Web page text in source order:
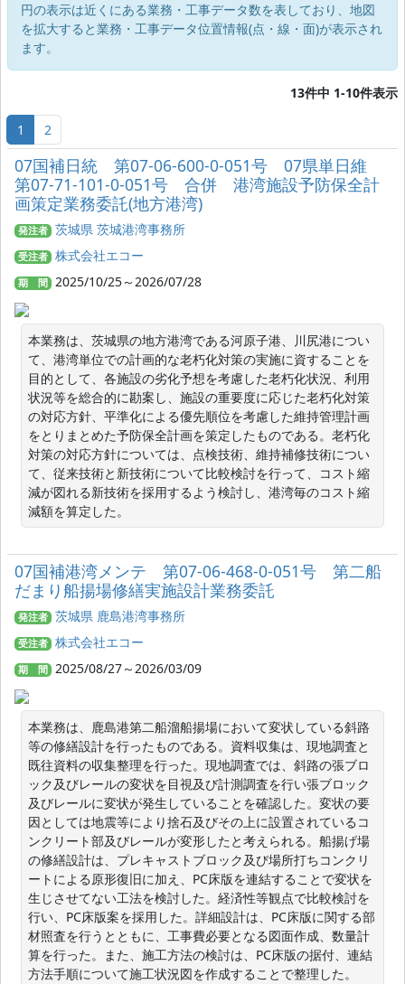
円の表示は近くにある業務・工事データ数を表しており、地図
を拡大すると業務・工事データ位置情報(点・線・面)が表示され
ます。
13件中 1-10件表示
1 2
07国補日統 第07-06-600-0-051号 07県単日維
第07-71-101-0-051号 合併 港湾施設予防保全計
画策定業務委託(地方港湾)
発注者 茨城県 茨城港湾事務所
受注者 株式会社エコー
期 間 2025/10/25～2026/07/28
本業務は、茨城県の地方港湾である河原子港、川尻港につい
て、港湾単位での計画的な老朽化対策の実施に資することを
目的として、各施設の劣化予想を考慮した老朽化状況、利用
状況等を総合的に勘案し、施設の重要度に応じた老朽化対策
の対応方針、平準化による優先順位を考慮した維持管理計画
をとりまとめた予防保全計画を策定したものである。老朽化
対策の対応方針については、点検技術、維持補修技術につい
て、従来技術と新技術について比較検討を行って、コスト縮
減が図れる新技術を採用するよう検討し、港湾毎のコスト縮
減額を算定した。
07国補港湾メンテ 第07-06-468-0-051号 第二船
だまり船揚場修繕実施設計業務委託
発注者 茨城県 鹿島港湾事務所
受注者 株式会社エコー
期 間 2025/08/27～2026/03/09
本業務は、鹿島港第二船溜船揚場において変状している斜路
等の修繕設計を行ったものである。資料収集は、現地調査と
既往資料の収集整理を行った。現地調査では、斜路の張ブロ
ック及びレールの変状を目視及び計測調査を行い張ブロック
及びレールに変状が発生していることを確認した。変状の要
因としては地震等により捨石及びその上に設置されているコ
ンクリート部及びレールが変形したと考えられる。船揚げ場
の修繕設計は、プレキャストブロック及び場所打ちコンクリ
ートによる原形復旧に加え、PC床版を連結することで変状を
生じさせてない工法を検討した。経済性等観点で比較検討を
行い、PC床版案を採用した。詳細設計は、PC床版に関する部
材照査を行うとともに、工事費必要となる図面作成、数量計
算を行った。また、施工方法の検討は、PC床版の据付、連結
方法手順について施工状況図を作成することで整理した。